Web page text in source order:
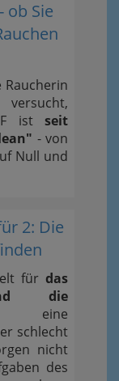
ob Sie
Raucherin
ist seit
- von
Null und
2: Die
für das
die
schlecht
nicht
des